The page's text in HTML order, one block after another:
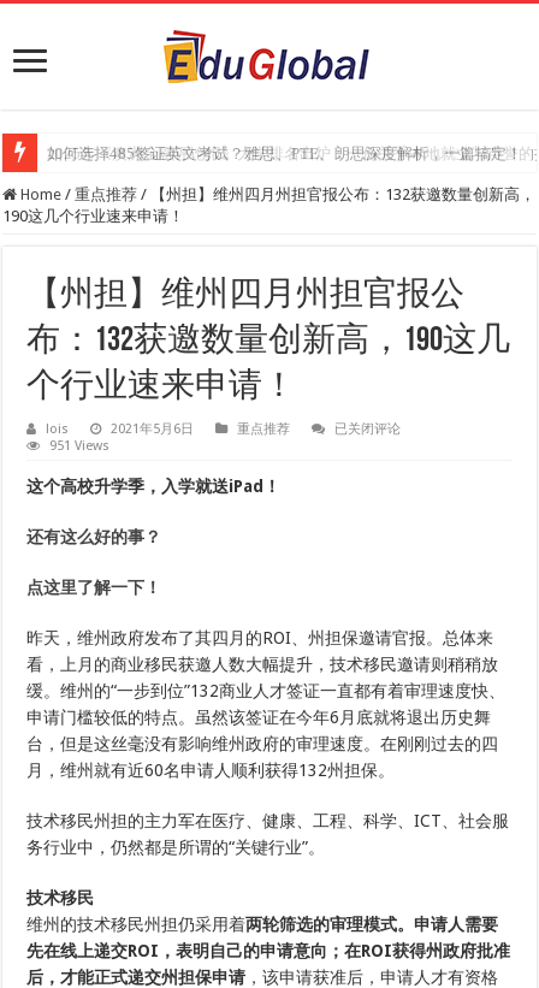
2025年《澳洲金融评论报》大学排名出炉：一份关乎本地就业与声誉的
Home / 重点推荐 /
【州担】维州四月州担官报公布：132获邀数量创新高，
190这几个行业速来申请！
【州担】维州四月州担官报公
布：132获邀数量创新高，190这几
个行业速来申请！
lois 2021年5月6日 重点推荐
【州
132
获
邀
数
量
创
新
高，
几
申
请！
已关闭评论
951 Views
这个高校升学季， 入学就送iPad！
还有这么好的事？
点这里了解一下！
昨天，维州政府发布了其四月的ROI、州担保邀请官报。总体来
看，上月的商业移民获邀人数大幅提升，技术移民邀请则稍稍放
缓。维州的“一步到位”132商业人才签证一直都有着审理速度快、
申请门槛较低的特点。虽然该签证在今年6月底就将退出历史舞
台，但是这丝毫没有影响维州政府的审理速度。在刚刚过去的四
月，维州就有近60名申请人顺利获得132州担保。
技术移民州担的主力军在医疗、健康、工程、科学、ICT、社会服
务行业中，仍然都是所谓的“关键行业”。
技术移民
维州的技术移民州担仍采用着两轮筛选的审理模式。申请人需要
先在线上递交ROI，表明自己的申请意向；在ROI获得州政府批准
后，才能正式递交州担保申请 ，该申请获准后，申请人才有资格